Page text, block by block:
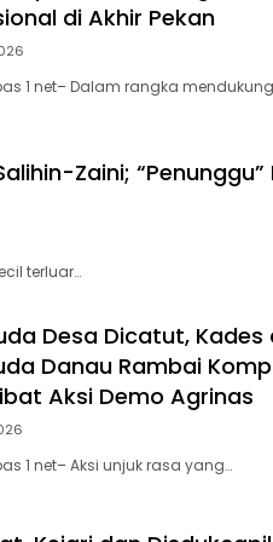
di Akhir Pekan
1 net– Dalam rangka mendukung
Zaini; “Penunggu”
terluar…
Desa Dicatut, Kades
Danau Rambai
Aksi Demo Agrinas
1 net– Aksi unjuk rasa yang…